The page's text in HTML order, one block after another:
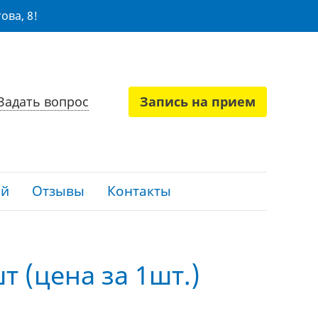
8!
вопрос Запись на прием
Отзывы Контакты
(цена за 1шт.)